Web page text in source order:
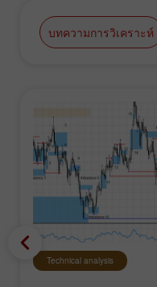
บทความการวิเคราะห์
Technical analysis